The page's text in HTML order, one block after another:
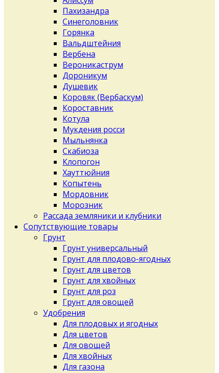
Пахизандра
Синеголовник
Горянка
Вальдштейния
Вербена
Вероникаструм
Дороникум
Душевик
Коровяк (Вербаскум)
Короставник
Котула
Мукдения росси
Мыльнянка
Скабиоза
Клопогон
Хауттюйния
Копытень
Мордовник
Морозник
Рассада земляники и клубники
Сопутствующие товары
Грунт
Грунт универсальный
Грунт для плодово-ягодных
Грунт для цветов
Грунт для хвойных
Грунт для роз
Грунт для овощей
Удобрения
Для плодовых и ягодных
Для цветов
Для овощей
Для хвойных
Для газона